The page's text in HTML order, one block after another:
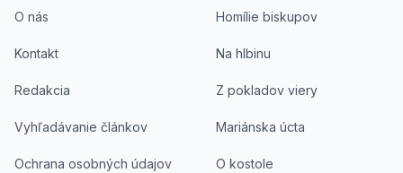
O nás
Kontakt
Redakcia
Vyhľadávanie článkov
Ochrana osobných údajov
Homílie biskupov
Na hlbinu
Z pokladov viery
Mariánska úcta
O kostole